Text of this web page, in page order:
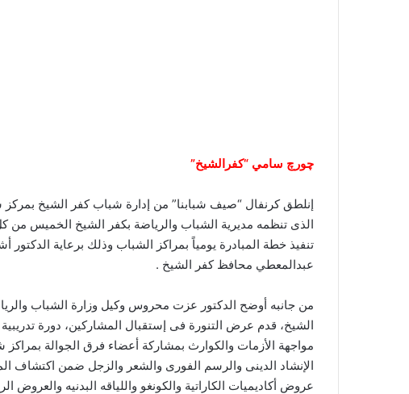
چورچ سامي “كفرالشيخ”
إنلطق كرنفال “صيف شبابنا” من إدارة شباب كفر الشيخ
الذى تنظمه مديرية الشباب والرياضة بكفر الشيخ الخميس من
تنفيذ خطة المبادرة يومياً بمراكز الشباب وذلك برعاية
عبدالمعطي محافظ كفر الشيخ .
من جانبه أوضح الدكتور عزت محروس وكيل وزارة الشباب
الشيخ، قدم عرض التنورة فى إستقبال المشاركين، دورة
مواجهة الأزمات والكوارث بمشاركة أعضاء فرق الجوالة
الإنشاد الدينى والرسم الفورى والشعر والزجل ضمن اكتشاف
عروض أكاديميات الكاراتية والكونغو واللياقه البدنيه